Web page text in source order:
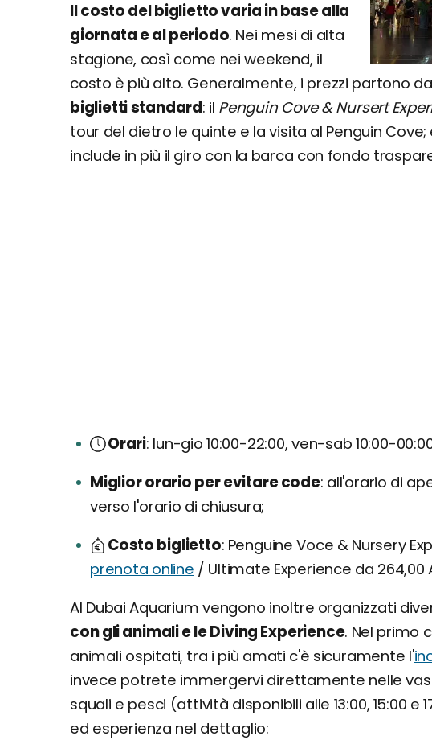
Il costo del biglietto varia in base alla
giornata e al periodo. Nei mesi di alta
stagione, così come nei weekend, il
costo è più alto. Generalmente, i prezzi partono da
biglietti standard: il Penguin Cove & Nursert
tour del dietro le quinte e la visita al Penguin Cove;
include in più il giro con la barca con fondo
Orari lun-gio 10:00-22:00, ven-sab 10:00-
Miglior orario per evitare code all'orario di
verso l'orario di chiusura;
Costo biglietto Penguine Voce & Nursery
prenota online / Ultimate Experience da 264,00
Al Dubai Aquarium vengono inoltre organizzati
con gli animali e le Diving Experience. Nel primo
animali ospitati, tra i più amati c'è sicuramente l'
invece potrete immergervi direttamente nelle
squali e pesci (attività disponibili alle 13:00, 15:00
ed esperienza nel dettaglio: